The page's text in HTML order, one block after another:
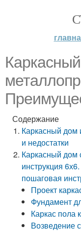
Содержание
Каркасный
и недостатки
Каркасный дом
инструкция
пошаговая
Проект
Фундамент
Каркас пола
Возведение